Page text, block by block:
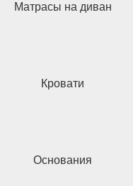
Матрасы на диван
Кровати
Основания